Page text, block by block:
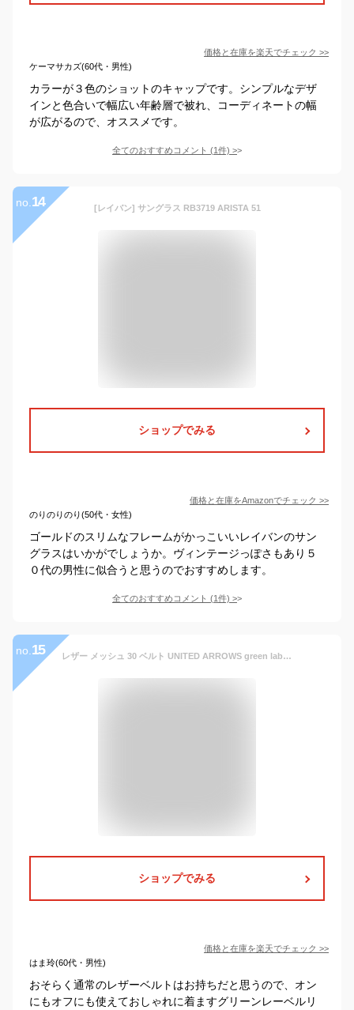
価格と在庫を楽天でチェック >>
ケーマサカズ(60代・男性)
カラーが３色のショットのキャップです。シンプルなデザ
インと色合いで幅広い年齢層で被れ、コーディネートの幅
が広がるので、オススメです。
全てのおすすめコメント (1件) >
no. 14 [レイバン] サングラス RB3719 ARISTA 51
ショップでみる
価格と在庫をAmazonでチェック >>
のりのりのり(50代・女性)
ゴールドのスリムなフレームがかっこいいレイバンのサン
グラスはいかがでしょうか。ヴィンテージっぽさもあり５
０代の男性に似合うと思うのでおすすめします。
全てのおすすめコメント (1件) >
no. 15 レザー メッシュ 30 ベルト UNITED ARROWS green label relaxing ユナイテッドアローズ グリーンレーベルリラクシング ファッション雑貨 ベルト ブラウン ブラック【送料無料】[Rakuten Fashion]
ショップでみる
価格と在庫を楽天でチェック >>
はま玲(60代・男性)
おそらく通常のレザーベルトはお持ちだと思うので、オン
にもオフにも使えておしゃれに着ますグリーンレーベルリ